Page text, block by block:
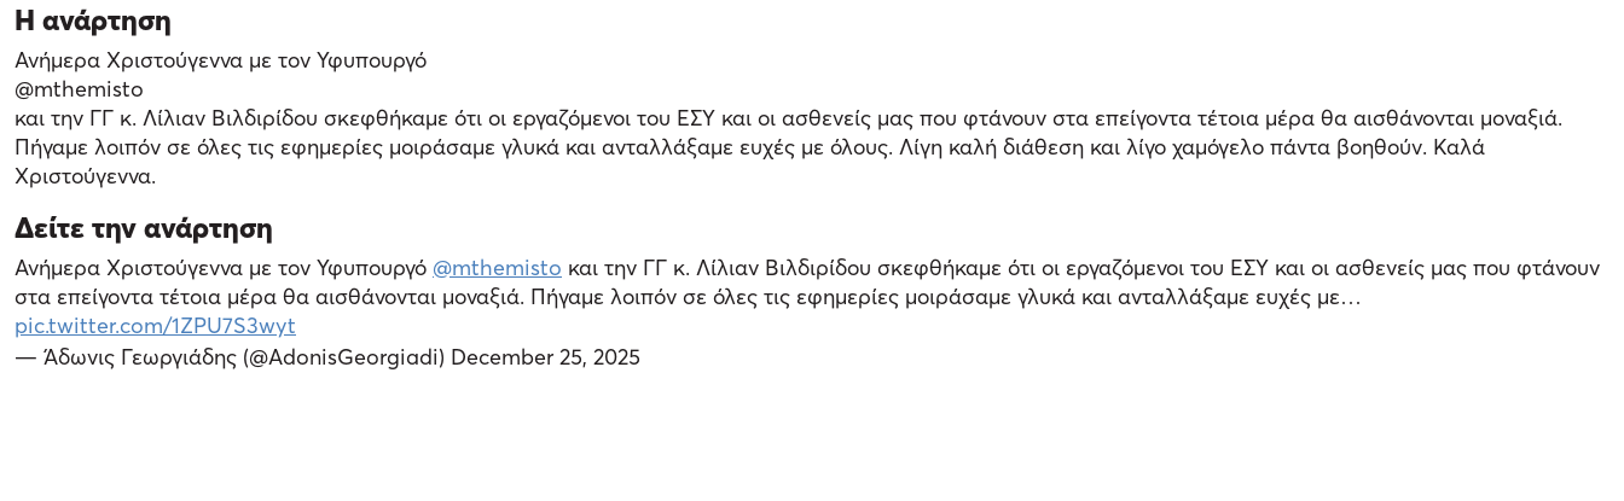
Η ανάρτηση
Ανήμερα Χριστούγεννα με τον Υφυπουργό
@mthemisto
και την ΓΓ κ. Λίλιαν Βιλδιρίδου σκεφθήκαμε ότι οι εργαζόμενοι του ΕΣΥ και οι ασθενείς μας που φτάνουν στα επείγοντα τέτοια μέρα θα αισθάνονται μοναξιά.
Πήγαμε λοιπόν σε όλες τις εφημερίες μοιράσαμε γλυκά και ανταλλάξαμε ευχές με όλους. Λίγη καλή διάθεση και λίγο χαμόγελο πάντα βοηθούν. Καλά
Χριστούγεννα.
Δείτε την ανάρτηση
Ανήμερα Χριστούγεννα με τον Υφυπουργό @mthemisto και την ΓΓ κ. Λίλιαν Βιλδιρίδου σκεφθήκαμε ότι οι εργαζόμενοι του ΕΣΥ και οι ασθενείς μας που φτάνουν
στα επείγοντα τέτοια μέρα θα αισθάνονται μοναξιά. Πήγαμε λοιπόν σε όλες τις εφημερίες μοιράσαμε γλυκά και ανταλλάξαμε ευχές με…
pic.twitter.com/1ZPU7S3wyt
— Άδωνις Γεωργιάδης (@AdonisGeorgiadi) December 25, 2025